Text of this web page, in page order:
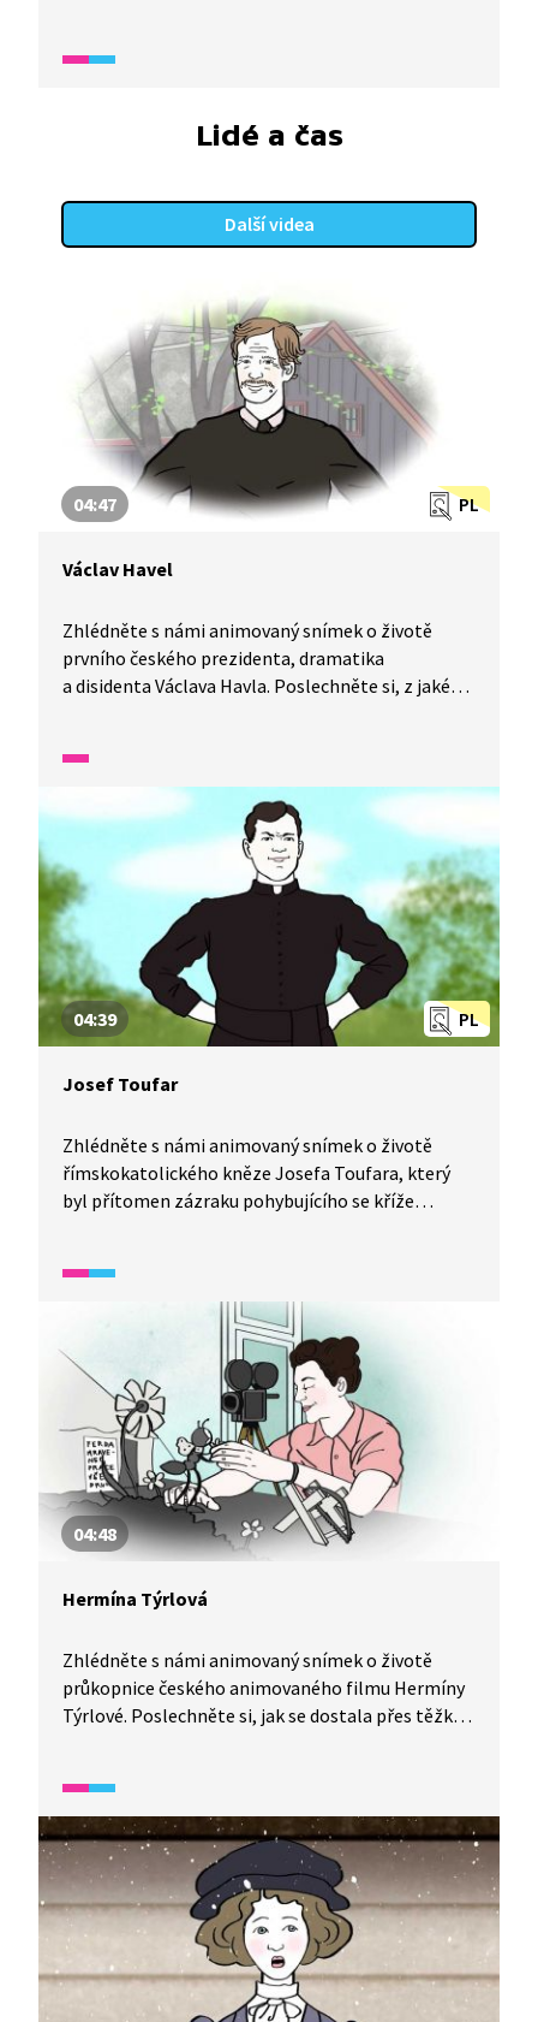
ona přeložila do češtiny dílo spisovatele Franze
a byla vězněna v koncentračním táboře.
Za statečnost získala významná ocenění.
Lidé a čas
Další videa
PL
04:47
Václav Havel
Zhlédněte s námi animovaný snímek o životě
prvního českého prezidenta, dramatika
a disidenta Václava Havla. Poslechněte si, z jaké
ve vězení. I díky tomu se dnes uděluje cena Václava
Havla těm, kteří přispěli k ochraně lidských práv.
PL
04:39
Josef Toufar
Zhlédněte s námi animovaný snímek o životě
římskokatolického kněze Josefa Toufara, který
byl přítomen zázraku pohybujícího se kříže
Státní bezpečnost zareagovala na zázrak
04:48
Hermína Týrlová
Zhlédněte s námi animovaný snímek o životě
průkopnice českého animovaného filmu Hermíny
Týrlové. Poslechněte si, jak se dostala přes těžké
animovaného filmu. A jaký je její recept na šťastný
život?